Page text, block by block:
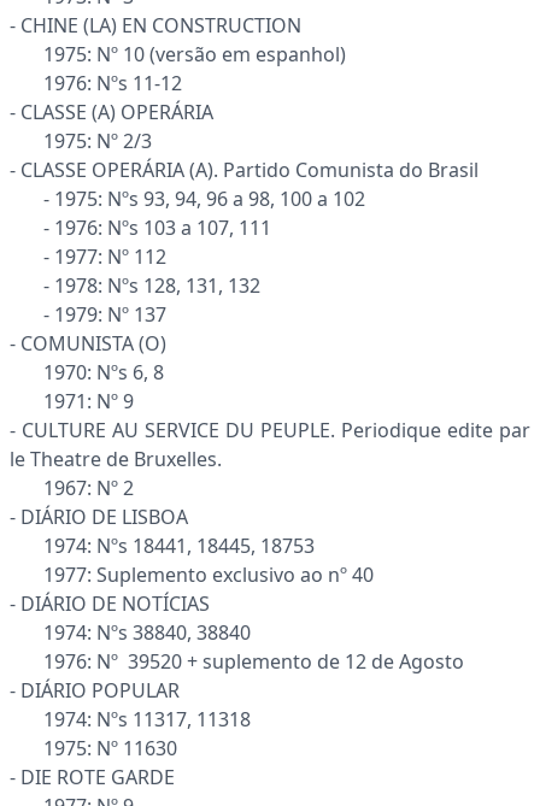
- CHINE (LA) EN CONSTRUCTION
1975: Nº 10 (versão em espanhol)
1976: Nºs 11-12
- CLASSE (A) OPERÁRIA
1975: Nº 2/3
- CLASSE OPERÁRIA (A). Partido Comunista do Brasil
- 1975: Nºs 93, 94, 96 a 98, 100 a 102
- 1976: Nºs 103 a 107, 111
- 1977: Nº 112
- 1978: Nºs 128, 131, 132
- 1979: Nº 137
- COMUNISTA (O)
1970: Nºs 6, 8
1971: Nº 9
- CULTURE AU SERVICE DU PEUPLE. Periodique edite par
le Theatre de Bruxelles.
1967: Nº 2
- DIÁRIO DE LISBOA
1974: Nºs 18441, 18445, 18753
1977: Suplemento exclusivo ao nº 40
- DIÁRIO DE NOTÍCIAS
1974: Nºs 38840, 38840
1976: Nº 39520 + suplemento de 12 de Agosto
- DIÁRIO POPULAR
1974: Nºs 11317, 11318
1975: Nº 11630
- DIE ROTE GARDE